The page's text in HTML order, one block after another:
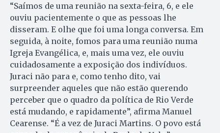
“Saímos de uma reunião na sexta-feira, 6, e ele
ouviu pacientemente o que as pessoas lhe
disseram. E olhe que foi uma longa conversa. Em
seguida, à noite, fomos para uma reunião numa
Igreja Evangélica, e, mais uma vez, ele ouviu
cuidadosamente a exposição dos indivíduos.
Juraci não para e, como tenho dito, vai
surpreender aqueles que não estão querendo
perceber que o quadro da política de Rio Verde
está mudando, e rapidamente”, afirma Manuel
Cearense. “É a vez de Juraci Martins. O povo está